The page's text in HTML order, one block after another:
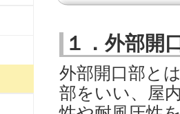
１．外部開
外部開口部と
部をいい、屋